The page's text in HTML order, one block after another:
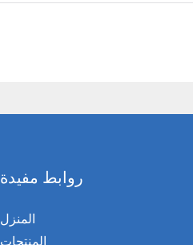
روابط مفيدة
المنزل
المنتجات